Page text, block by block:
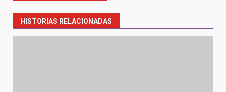
HISTORIAS RELACIONADAS